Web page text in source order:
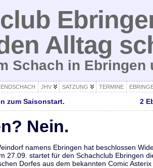
Alltag
Schach in Ebringen
JHV SATZUNG TERMINE
zum Saisonstart. 2
Nein.
namens Ebringen hat beschlossen
27.09. startet für den Schachclub Ebringen
Dorfes aus dem bekannten Comic